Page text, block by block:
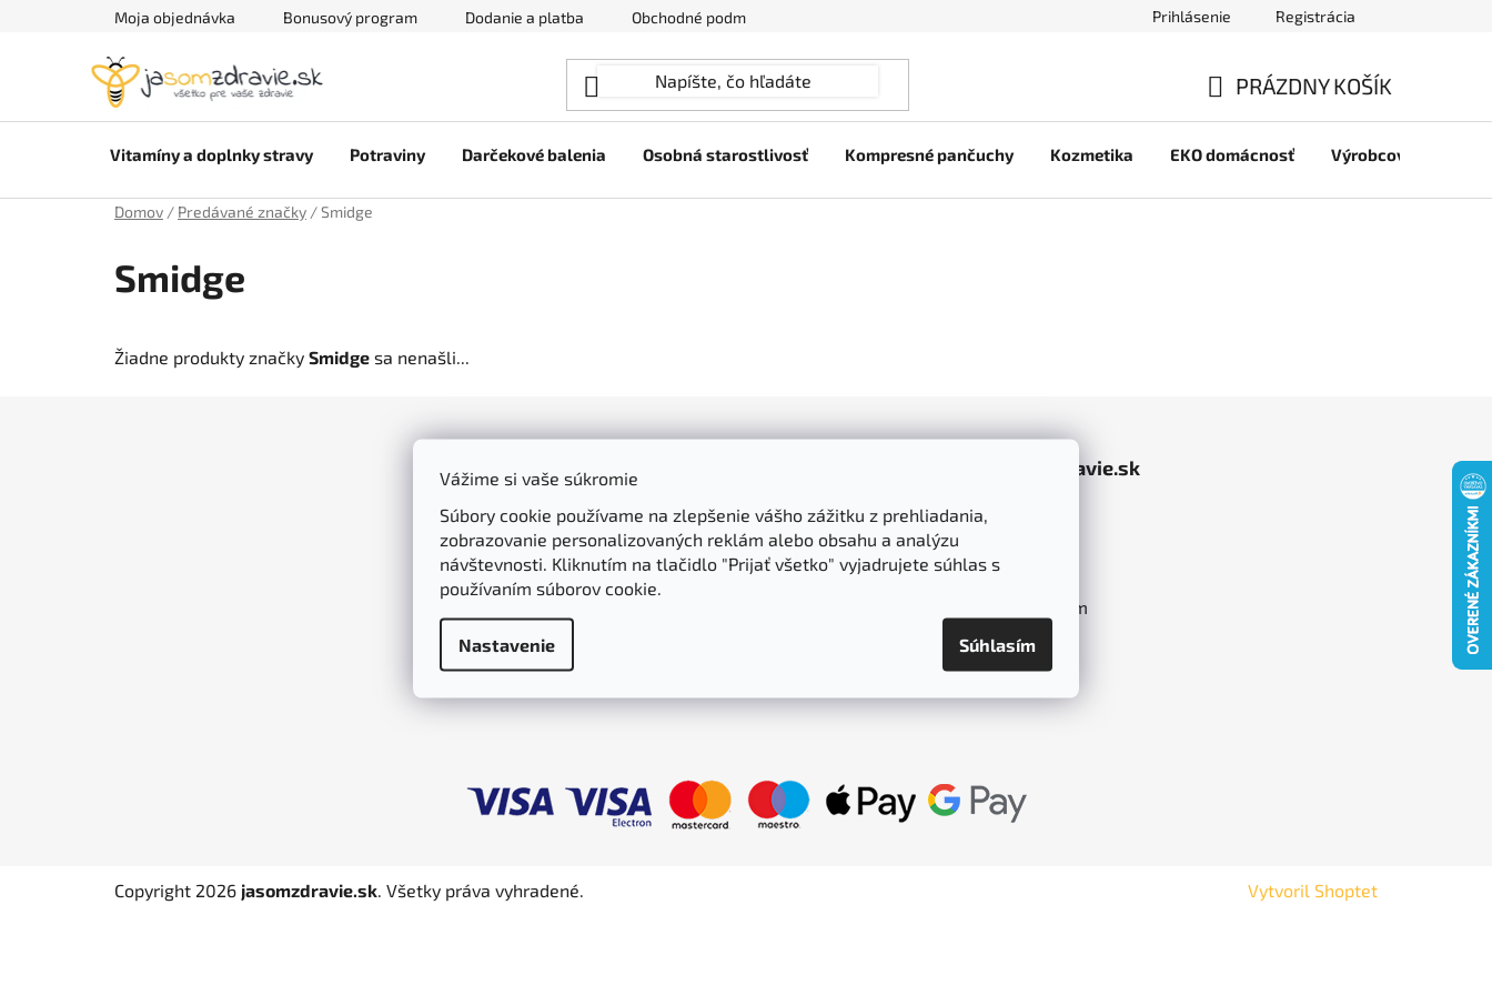
Vážime si vaše súkromie
Súbory cookie používame na zlepšenie vášho zážitku z prehliadania,
zobrazovanie personalizovaných reklám alebo obsahu a analýzu
návštevnosti. Kliknutím na tlačidlo "Prijať všetko" vyjadrujete súhlas s
používaním súborov cookie.
Nastavenie Súhlasím
Moja objednávka Bonusový program Dodanie a platba Obchodné podmienky Prihlásenie Registrácia
KOŠÍK
PRÁZDNY KOŠÍK
Vitamíny a doplnky stravy Potraviny Darčekové balenia Osobná starostlivosť Kompresné pančuchy Kozmetika EKO domácnosť Výrobcovia
Domov / Predávané značky /Smidge
Smidge
Žiadne produkty značky Smidge sa nenašli...
Všetko o nákupe
Moja objednávka
Bonusový program
Dodanie a platba
Ochrana osobných údajov
jasomzdravie.sk
Kontakt
Napíšte nám
Vytvoril Shoptet
Copyright 2026 jasomzdravie.sk. Všetky práva vyhradené.